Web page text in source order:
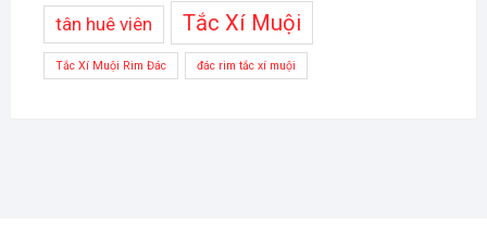
tân huê viên Tắc Xí Muội
Tắc Xí Muội Rim Đác đác rim tắc xí muội